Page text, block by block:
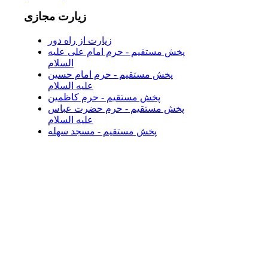
زیارت مجازی
زیارت از راه دور
پخش مستقیم - حرم امام علی علیه
السلام
پخش مستقیم - حرم امام حسین
علیه السلام
پخش مستقیم - حرم کاظمین
پخش مستقیم - حرم حضرت عباس
علیه السلام
پخش مستقیم - مسجد سهله